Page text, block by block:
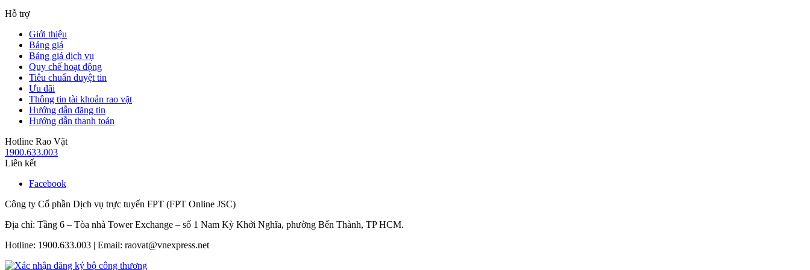
Hỗ trợ
Giới thiệu
Bảng giá
Bảng giá dịch vụ
Quy chế hoạt động
Tiêu chuẩn duyệt tin
Ưu đãi
Thông tin tài khoản rao vặt
Hướng dẫn đăng tin
Hướng dẫn thanh toán
Hotline Rao Vặt
1900.633.003
Liên kết
Facebook
Công ty Cổ phần Dịch vụ trực tuyến FPT (FPT Online JSC)
Địa chỉ: Tầng 6 – Tòa nhà Tower Exchange – số 1 Nam Kỳ Khởi Nghĩa, phường Bến Thành, TP HCM.
Hotline: 1900.633.003 | Email: raovat@vnexpress.net